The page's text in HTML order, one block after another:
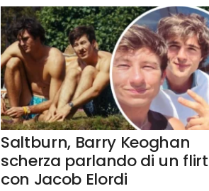
Saltburn, Barry Keoghan
scherza parlando di un flirt
con Jacob Elordi